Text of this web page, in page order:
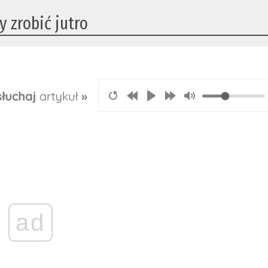
zrobić jutro
ad